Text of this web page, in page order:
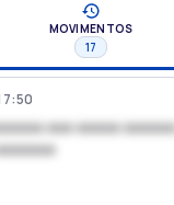
MOVIMENTOS
17
xxx xxxxx